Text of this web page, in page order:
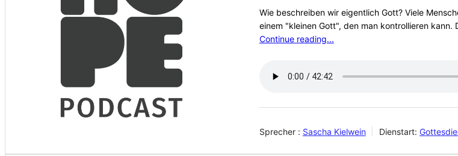
Wie beschreiben wir eigentlich Gott? Viele
einem "kleinen Gott", den man kontrollieren kann.
Continue reading...
Sprecher : Sascha Kielwein Dienstart: